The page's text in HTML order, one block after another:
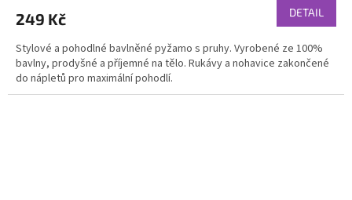
249 Kč DETAIL
Stylové a pohodlné bavlněné pyžamo s pruhy. Vyrobené ze 100%
bavlny, prodyšné a příjemné na tělo. Rukávy a nohavice zakončené
do nápletů pro maximální pohodlí.